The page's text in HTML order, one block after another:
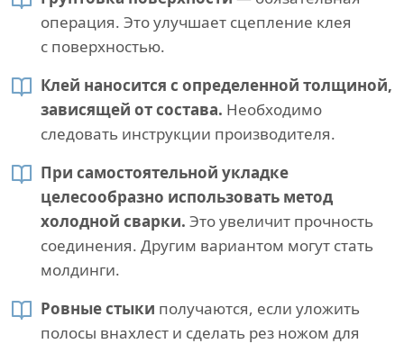
операция. Это улучшает сцепление клея
с поверхностью.
Клей наносится с определенной толщиной,
зависящей от состава. Необходимо
следовать инструкции производителя.
При самостоятельной укладке
целесообразно использовать метод
холодной сварки. Это увеличит прочность
соединения. Другим вариантом могут стать
молдинги.
Ровные стыки получаются, если уложить
полосы внахлест и сделать рез ножом для